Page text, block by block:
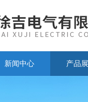
新闻中心 产品